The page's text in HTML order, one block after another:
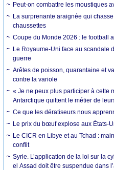
Peut-on combattre les moustiques
La surprenante araignée qui
chaussettes
Coupe du Monde 2026 : le football
Le Royaume-Uni face au scandale
guerre
Arêtes de poisson, quarantaine et
contre la variole
« Je ne peux plus participer à cette
Antarctique quittent le métier de
Ce que les dératiseurs nous
Le prix du bœuf explose aux États-
Le CICR en Libye et au Tchad :
conflit
Syrie. L’application de la loi sur la
el Assad doit être suspendue dans